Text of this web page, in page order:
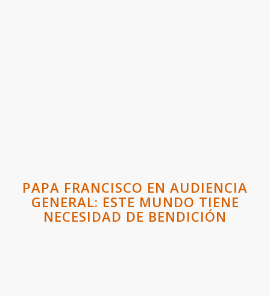
PAPA FRANCISCO EN AUDIENCIA
GENERAL: ESTE MUNDO TIENE
NECESIDAD DE BENDICIÓN